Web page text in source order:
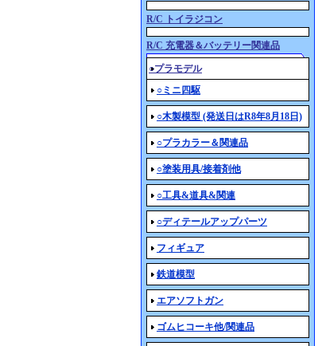
R/C トイラジコン
R/C 充電器＆バッテリー関連品
○プラモデル
○ミニ四駆
○木製模型 (発送日はR8年8月18日)
○プラカラー＆関連品
○塗装用具/接着剤他
○工具&道具&関連
○ディテールアップパーツ
フィギュア
鉄道模型
エアソフトガン
ゴムヒコーキ他/関連品